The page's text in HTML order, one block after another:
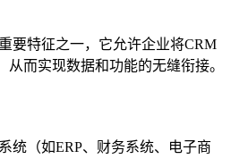
要特征之一，它允许企业将CRM
而实现数据和功能的无缝衔接。
统（如ERP、财务系统、电子商